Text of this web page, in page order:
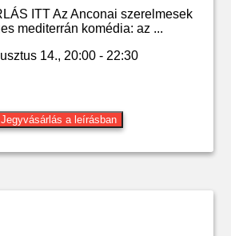
ITT Az Anconai szerelmesek
mediterrán komédia: az ...
14., 20:00 - 22:30
Jegyvásárlás a leírásban